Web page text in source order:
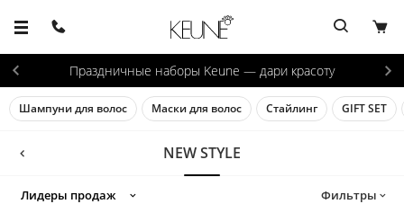
Скидка 5% при покупке 3+ товаров→
Шампуни для волос Маски для волос Стайлинг GIFT SET
NEW STYLE
Фильтры